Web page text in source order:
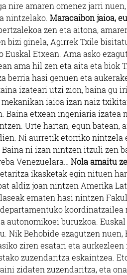
nire amaren omenez jarri
nintzelako. Maracaibon jaioa,
zen eta aitona,
bizi ginela, Agirrek Txile
Etxean. Ama asko
ama hil zen eta aita eta biok
berria hasi genuen eta
izateari utzi zion, baina gu
iaioa izan naiz
etxean ingeniaria izatea
Urte hartan, egun batean,
Ni aurretik etorriko nintzela
ni izan nintzen itzuli zen
Venezuelara… Nola amaitu
ikasketak egin nituen
aldiz joan nintzen Amerika
ematen hasi nintzen
autonomikoei buruzkoa.
Nik Behobide ezagutzen
ziren esatari eta
zuzendaritza eskaintzea.
zidaten zuzendaritza, eta
Estetika
DENOI
Errenteria-